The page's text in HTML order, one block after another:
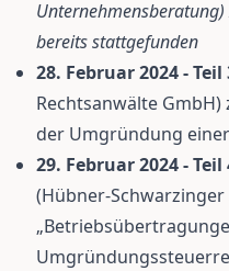
bereits stattgefunden
28. Februar 2024 - Teil
Rechtsanwälte
der Umgründung
29. Februar 2024 - Teil
(Hübner-